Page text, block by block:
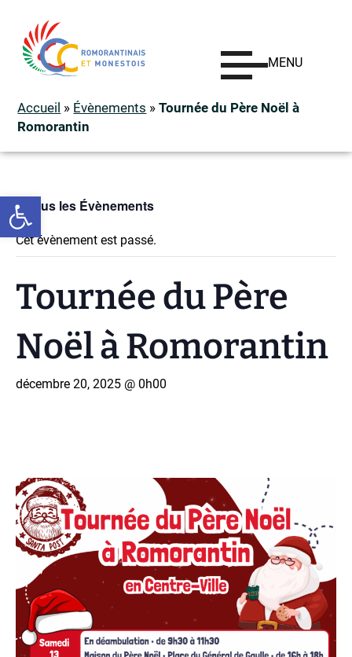
Ouvrir la barre d’outils
MENU
Accueil » Évènements »Tournée du Père Noël à
Romorantin
« Tous les Évènements
Cet évènement est passé.
Tournée du Père
Noël à Romorantin
décembre 20, 2025 @ 0h00